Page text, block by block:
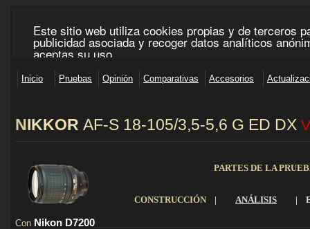
NIKKOR AF-S 18-105/3,5-5,6 G ED DX
PARTES DE LA
CONSTRUCCIÓN | ANÁLISIS |
Con Nikon D7200